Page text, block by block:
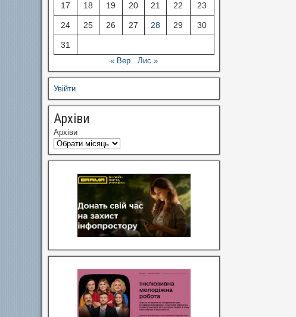
17 18 19 20 21 22 23
24 25 26 27 28 29 30
31
« Вер Лис »
Увійти
Архіви
Архіви